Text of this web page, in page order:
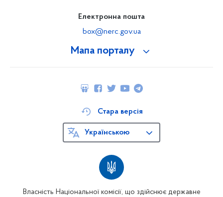
Мапа порталу
Електронна пошта
box@nerc.gov.ua
Власність Національної комісії, що здійснює державне
Стара версія
Українською